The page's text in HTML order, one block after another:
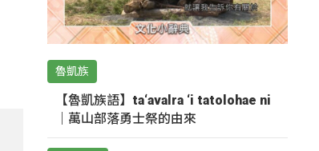
魯凱族
【魯凱族語】ta‘avalra ‘i tatolohae ni
｜萬山部落勇士祭的由來